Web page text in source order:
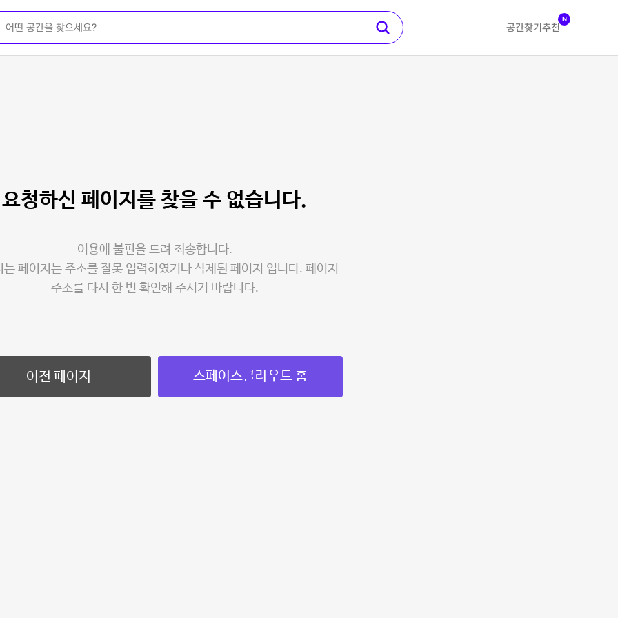
공간찾기 추천
N
요청하신 페이지를 찾을 수 없습니다.
이용에 불편을 드려 죄송합니다.
는 페이지는 주소를 잘못 입력하였거나 삭제된 페이지 입니다. 페이지
주소를 다시 한 번 확인해 주시기 바랍니다.
이전 페이지 스페이스클라우드 홈